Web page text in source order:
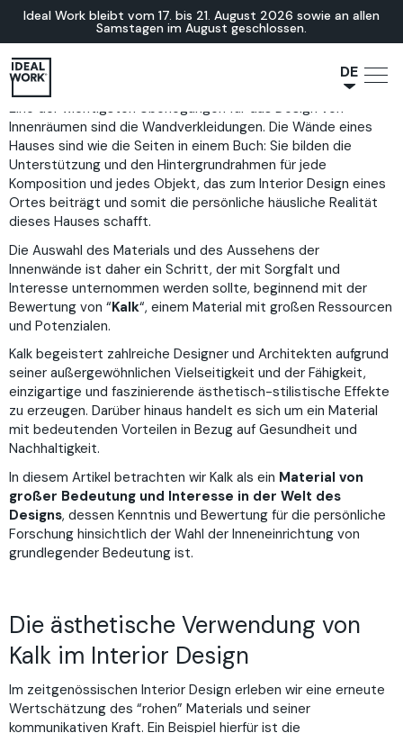
Ideal Work bleibt vom 17. bis 21. August 2026 sowie an allen
Samstagen im August geschlossen.
DE
JA
FR
Eine der wichtigsten Überlegungen für das Design von
Innenräumen sind die Wandverkleidungen. Die Wände eines
Hauses sind wie die Seiten in einem Buch: Sie bilden die
Unterstützung und den Hintergrundrahmen für jede
Komposition und jedes Objekt, das zum Interior Design eines
Ortes beiträgt und somit die persönliche häusliche Realität
dieses Hauses schafft.
Die Auswahl des Materials und des Aussehens der
Innenwände ist daher ein Schritt, der mit Sorgfalt und
Interesse unternommen werden sollte, beginnend mit der
Bewertung von “Kalk“, einem Material mit großen Ressourcen
und Potenzialen.
Kalk begeistert zahlreiche Designer und Architekten aufgrund
seiner außergewöhnlichen Vielseitigkeit und der Fähigkeit,
einzigartige und faszinierende ästhetisch-stilistische Effekte
zu erzeugen. Darüber hinaus handelt es sich um ein Material
mit bedeutenden Vorteilen in Bezug auf Gesundheit und
Nachhaltigkeit.
In diesem Artikel betrachten wir Kalk als ein Material von
großer Bedeutung und Interesse in der Welt des
Designs, dessen Kenntnis und Bewertung für die persönliche
Forschung hinsichtlich der Wahl der Inneneinrichtung von
grundlegender Bedeutung ist.
Die ästhetische Verwendung von
Kalk im Interior Design
Im zeitgenössischen Interior Design erleben wir eine erneute
Wertschätzung des “rohen” Materials und seiner
kommunikativen Kraft. Ein Beispiel hierfür ist die